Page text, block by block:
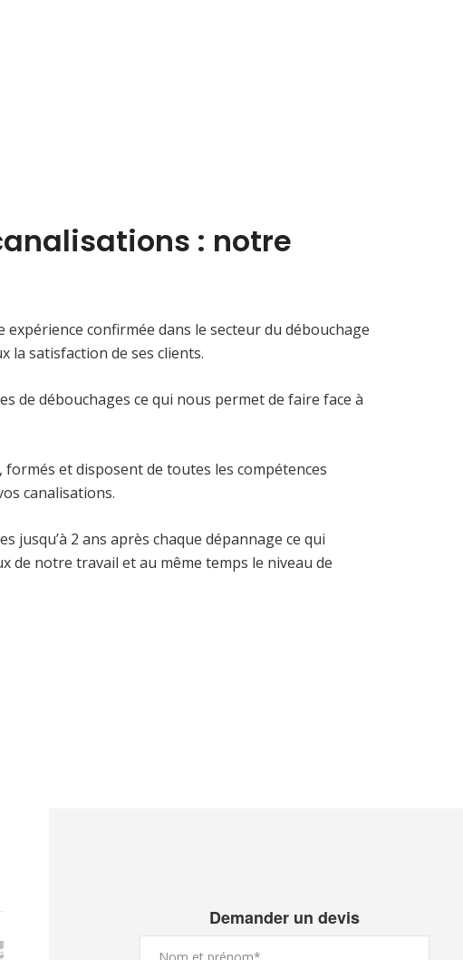
: notre
expérience confirmée dans le secteur du débouchage
la satisfaction de ses clients.
de débouchages ce qui nous permet de faire face à
et disposent de toutes les compétences
canalisations.
jusqu’à 2 ans après chaque dépannage ce qui
de notre travail et au même temps le niveau de
Demander un devis